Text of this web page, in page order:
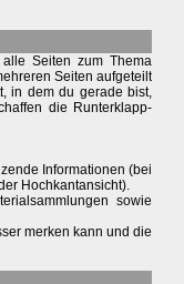
Seiten zum Thema
Seiten aufgeteilt
in dem du gerade bist,
die Runterklapp-
Informationen (bei
Hochkantansicht).
sowie
merken kann und die